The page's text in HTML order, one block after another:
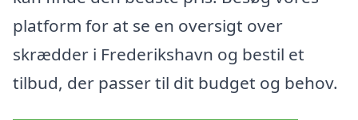
platform for at se en oversigt over
skrædder i Frederikshavn og bestil et
tilbud, der passer til dit budget og behov.